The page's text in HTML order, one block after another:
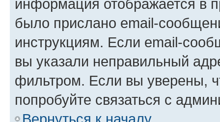
информация отображается в
было прислано email-
инструкциям. Если email-
вы указали неправильный
фильтром. Если вы уверены,
попробуйте связаться с
Вернуться к началу